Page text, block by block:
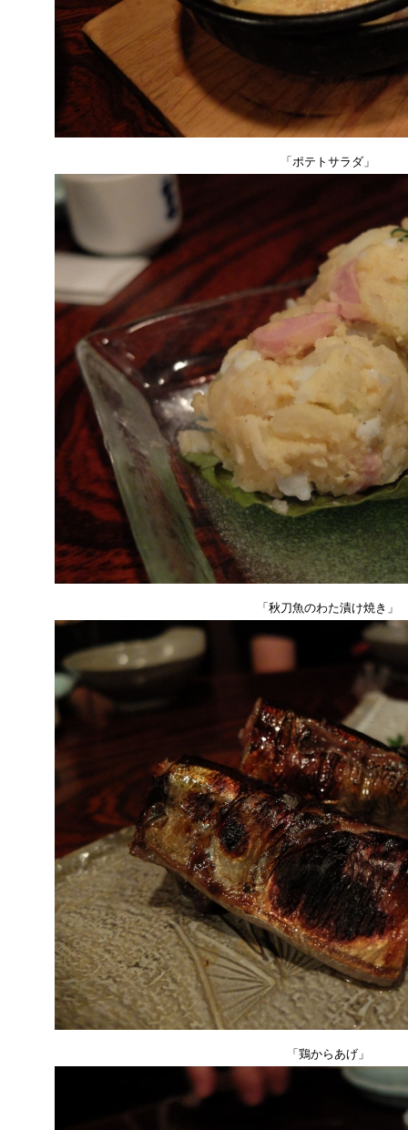
「ポテトサラダ」
「秋刀魚のわた漬け焼き」
「鶏からあげ」